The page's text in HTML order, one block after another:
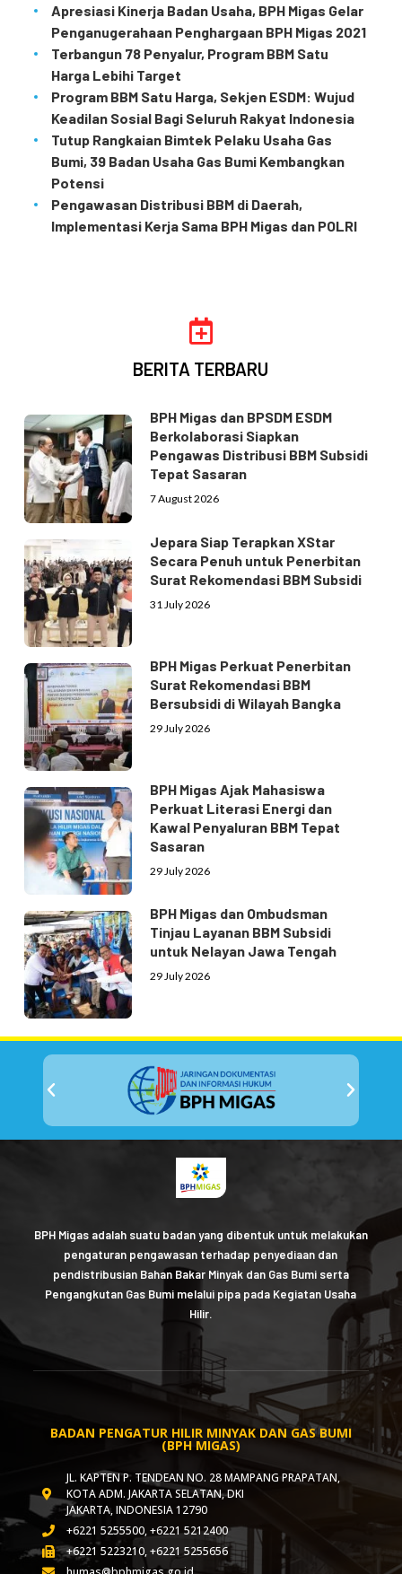
Apresiasi Kinerja Badan Usaha, BPH Migas Gelar
Penganugerahaan Penghargaan BPH Migas 2021
Terbangun 78 Penyalur, Program BBM Satu
Harga Lebihi Target
Program BBM Satu Harga, Sekjen ESDM: Wujud
Keadilan Sosial Bagi Seluruh Rakyat Indonesia
Tutup Rangkaian Bimtek Pelaku Usaha Gas
Bumi, 39 Badan Usaha Gas Bumi Kembangkan
Potensi
Pengawasan Distribusi BBM di Daerah,
Implementasi Kerja Sama BPH Migas dan POLRI
BERITA TERBARU
BPH Migas dan BPSDM ESDM
Berkolaborasi Siapkan
Pengawas Distribusi BBM Subsidi
Tepat Sasaran
7 August 2026
Jepara Siap Terapkan XStar
Secara Penuh untuk Penerbitan
Surat Rekomendasi BBM Subsidi
31 July 2026
BPH Migas Perkuat Penerbitan
Surat Rekomendasi BBM
Bersubsidi di Wilayah Bangka
29 July 2026
BPH Migas Ajak Mahasiswa
Perkuat Literasi Energi dan
Kawal Penyaluran BBM Tepat
Sasaran
29 July 2026
BPH Migas dan Ombudsman
Tinjau Layanan BBM Subsidi
untuk Nelayan Jawa Tengah
29 July 2026
BPH Migas adalah suatu badan yang dibentuk untuk melakukan
pengaturan pengawasan terhadap penyediaan dan
pendistribusian Bahan Bakar Minyak dan Gas Bumi serta
Pengangkutan Gas Bumi melalui pipa pada Kegiatan Usaha
Hilir.
BADAN PENGATUR HILIR MINYAK DAN GAS BUMI
(BPH MIGAS)
JL. KAPTEN P. TENDEAN NO. 28 MAMPANG PRAPATAN,
KOTA ADM. JAKARTA SELATAN, DKI
JAKARTA, INDONESIA 12790
+6221 5255500, +6221 5212400
+6221 5223210, +6221 5255656